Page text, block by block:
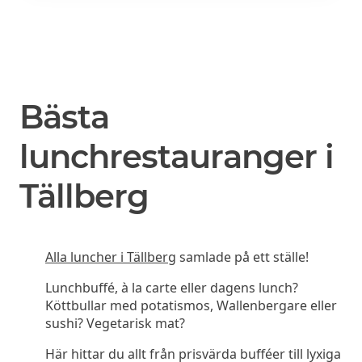
Bästa
lunchrestauranger i
Tällberg
Alla luncher i Tällberg samlade på ett ställe!
Lunchbuffé, à la carte eller dagens lunch?
Köttbullar med potatismos, Wallenbergare eller
sushi? Vegetarisk mat?
Här hittar du allt från prisvärda bufféer till lyxiga